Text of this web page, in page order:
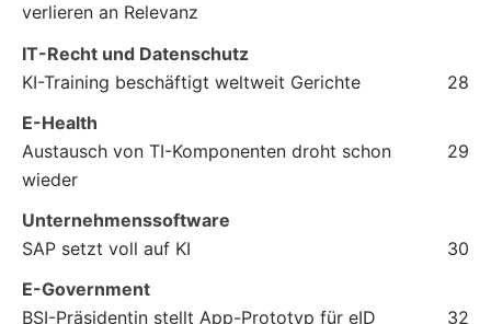
verlieren an Relevanz
IT-Recht und Datenschutz
KI-Training beschäftigt weltweit Gerichte
28
E-Health
Austausch von TI-Komponenten droht schon
wieder
29
Unternehmenssoftware
SAP setzt voll auf KI
30
E-Government
BSI-Präsidentin stellt App-Prototyp für eID
32